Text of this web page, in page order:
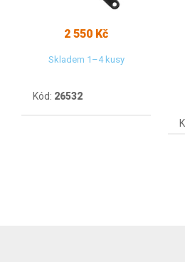
2 550 Kč
Skladem 1–4 kusy
Kód: 26532